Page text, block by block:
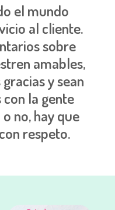
el mundo
al cliente.
sobre
amables,
y sean
la gente
no, hay que
respeto.